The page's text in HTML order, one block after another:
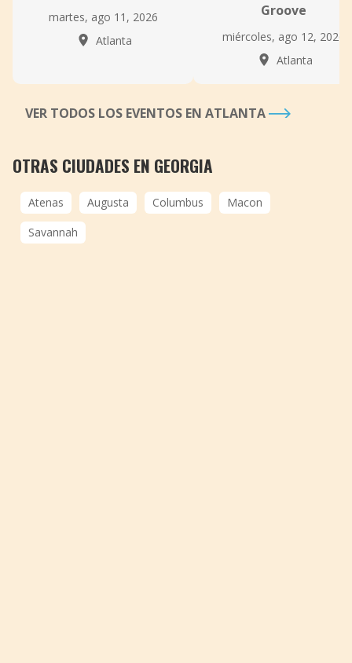
martes, ago 11, 2026
Atlanta
Groove
miércoles, ago 12, 2026
Atlanta
VER TODOS LOS EVENTOS EN ATLANTA
OTRAS CIUDADES EN GEORGIA
Atenas Augusta Columbus
Macon
Savannah